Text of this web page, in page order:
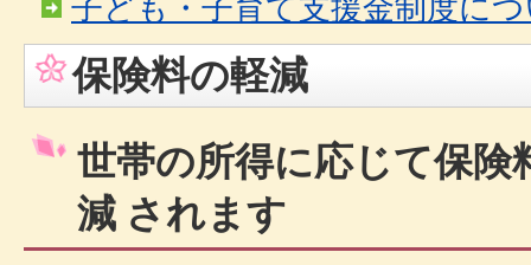
保険料の軽減
世帯の所得に応じて保険
減 されます